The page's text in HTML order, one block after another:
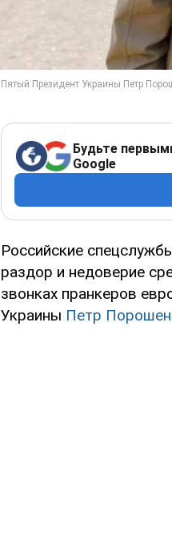
Будьте
Google
Российские
раздор и недоверие
звонках пранкеров
Украины Петр